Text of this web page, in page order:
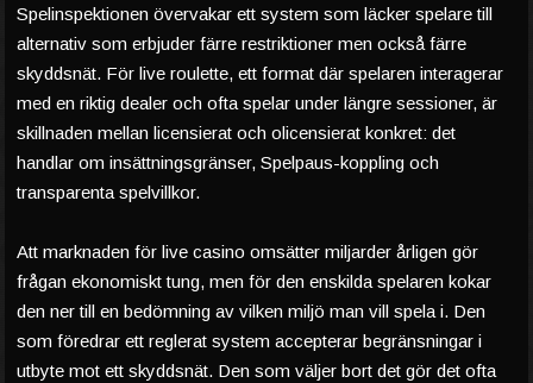
Spelinspektionen övervakar ett system som läcker spelare till
alternativ som erbjuder färre restriktioner men också färre
skyddsnät. För live roulette, ett format där spelaren interagerar
med en riktig dealer och ofta spelar under längre sessioner, är
skillnaden mellan licensierat och olicensierat konkret: det
handlar om insättningsgränser, Spelpaus-koppling och
transparenta spelvillkor.
Att marknaden för live casino omsätter miljarder årligen gör
frågan ekonomiskt tung, men för den enskilda spelaren kokar
den ner till en bedömning av vilken miljö man vill spela i. Den
som föredrar ett reglerat system accepterar begränsningar i
utbyte mot ett skyddsnät. Den som väljer bort det gör det ofta